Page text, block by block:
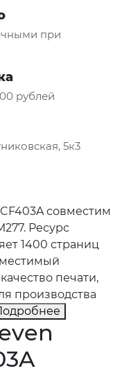
при
рублей
5к3
совместим
Ресурс
1400 страниц
печати,
производства